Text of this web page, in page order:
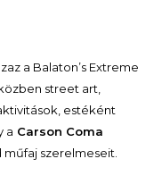
a Balaton’s Extreme
street art,
estéként
a Carson Coma
szerelmeseit.